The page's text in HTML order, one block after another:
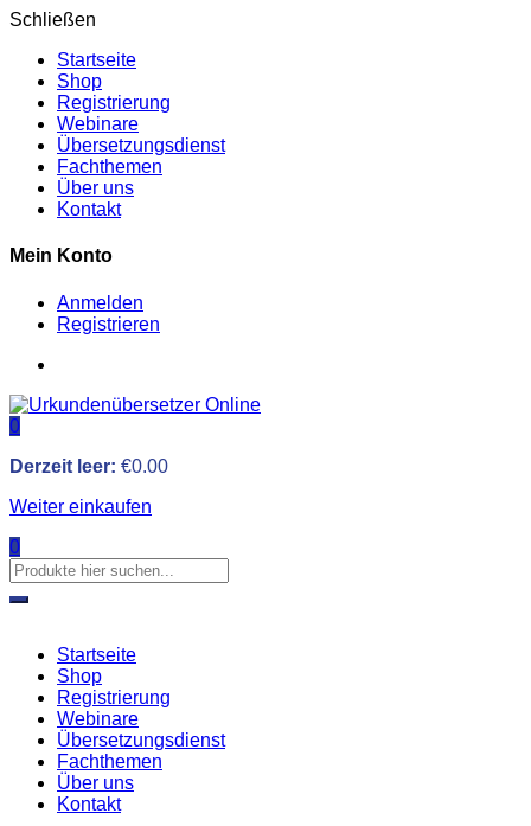
Schließen
Startseite
Shop
Registrierung
Webinare
Übersetzungsdienst
Fachthemen
Über uns
Kontakt
Mein Konto
Anmelden
Registrieren
0
Derzeit leer: €0.00
Weiter einkaufen
0
Startseite
Shop
Registrierung
Webinare
Übersetzungsdienst
Fachthemen
Über uns
Kontakt